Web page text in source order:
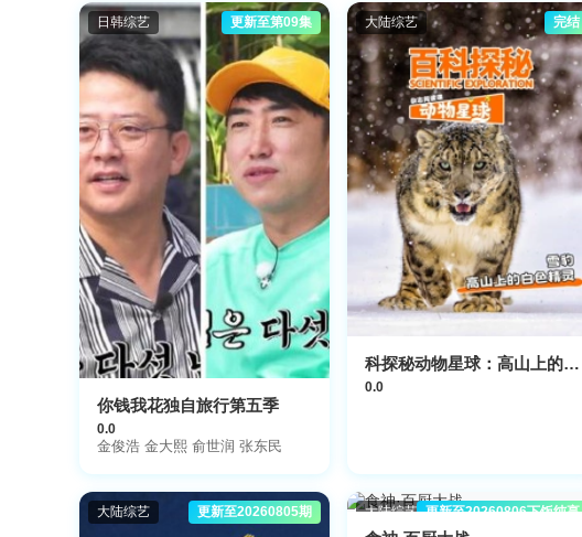
日韩综艺 更新至第09集
你钱我花独自旅行第五季
0.0
金俊浩 金大熙 俞世润 张东民
大陆综艺 完结
科探秘动物星球：高山上的白色精灵雪豹
0.0
大陆综艺 更新至20260805期 大陆综艺 更新至20260806下饭纯享